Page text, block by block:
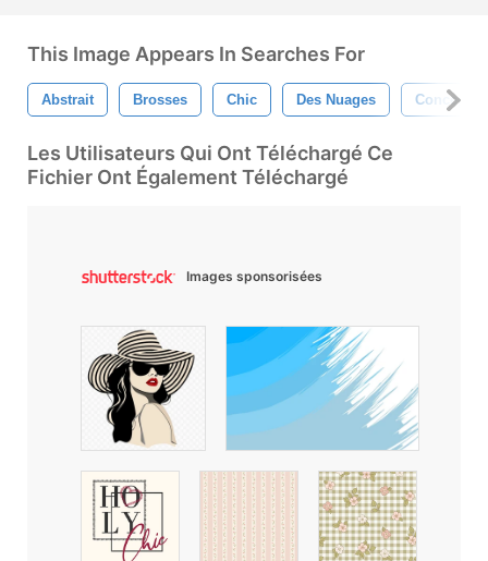
This Image Appears In Searches For
Abstrait Brosses Chic Des Nuages
Les Utilisateurs Qui Ont Téléchargé Ce
Fichier Ont Également Téléchargé
Images sponsorisées